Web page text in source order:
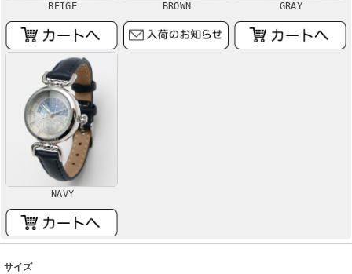
BEIGE BROWN GRAY
NAVY
サイズ